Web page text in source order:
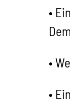
•
•
•